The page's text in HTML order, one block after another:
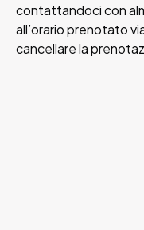
contattandoci con
all’orario prenotato
cancellare la